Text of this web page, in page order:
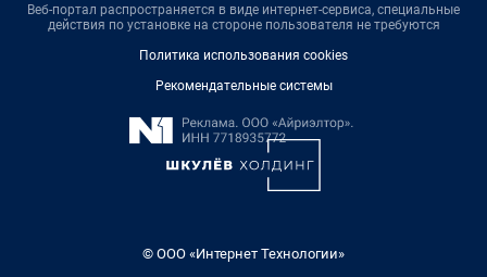
Веб-портал распространяется в виде интернет-сервиса, специальные
действия по установке на стороне пользователя не требуются
Политика использования cookies
Рекомендательные системы
© ООО «Интернет Технологии»